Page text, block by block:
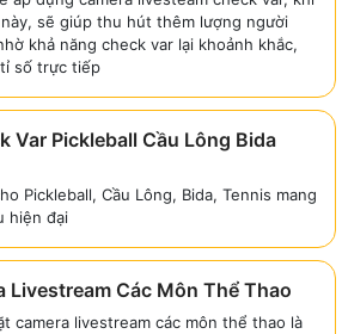
sẽ giúp thu hút thêm lượng người
khả năng check var lại khoảnh khắc,
số trực tiếp
Var Pickleball Cầu Lông Bida
Pickleball, Cầu Lông, Bida, Tennis mang
hiện đại
Livestream Các Môn Thể Thao
camera livestream các môn thể thao là